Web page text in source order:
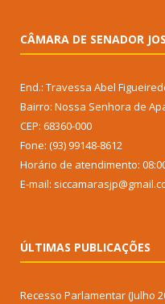
CÂMARA DE SENADOR
End.: Travessa Abel
Bairro: Nossa Senhora de
CEP: 68360-000
Fone: (93) 99148-8612
Horário de atendimento:
E-mail:
ÚLTIMAS PUBLICAÇÕES
Recesso Parlamentar (Julho